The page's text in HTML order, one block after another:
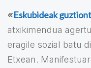
«Eskubideak
atxikimendua
eragile sozial batu
Etxean.